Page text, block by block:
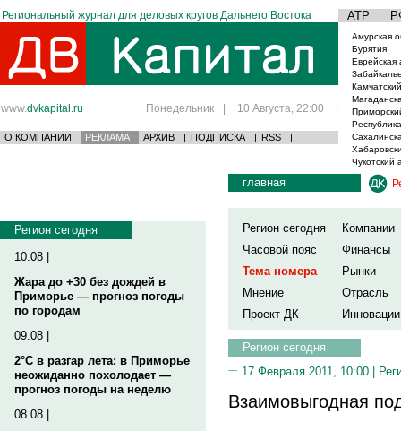
Региональный журнал для деловых кругов Дальнего Востока АТР
www.dvkapital.ru Понедельник | 10 Августа, 22:00 |
О КОМПАНИИ РЕКЛАМА АРХИВ | ПОДПИСКА | RSS |
Амурская
Бурятия
Еврейская
Чукотский
Регион сегодня
10.08 |
Жара до +30 без дождей в
Приморье — прогноз погоды
по городам
09.08 |
2°C в разгар лета: в Приморье
неожиданно похолодает —
прогноз погоды на неделю
08.08 |
главная
Регион сегодня
Компании
Часовой пояс
Финансы
Тема номера
Рынки
Мнение
Отрасль
Проект ДК
Инновации
Регион сегодня
17 Февраля 2011, 10:00 |
Взаимовыгодная